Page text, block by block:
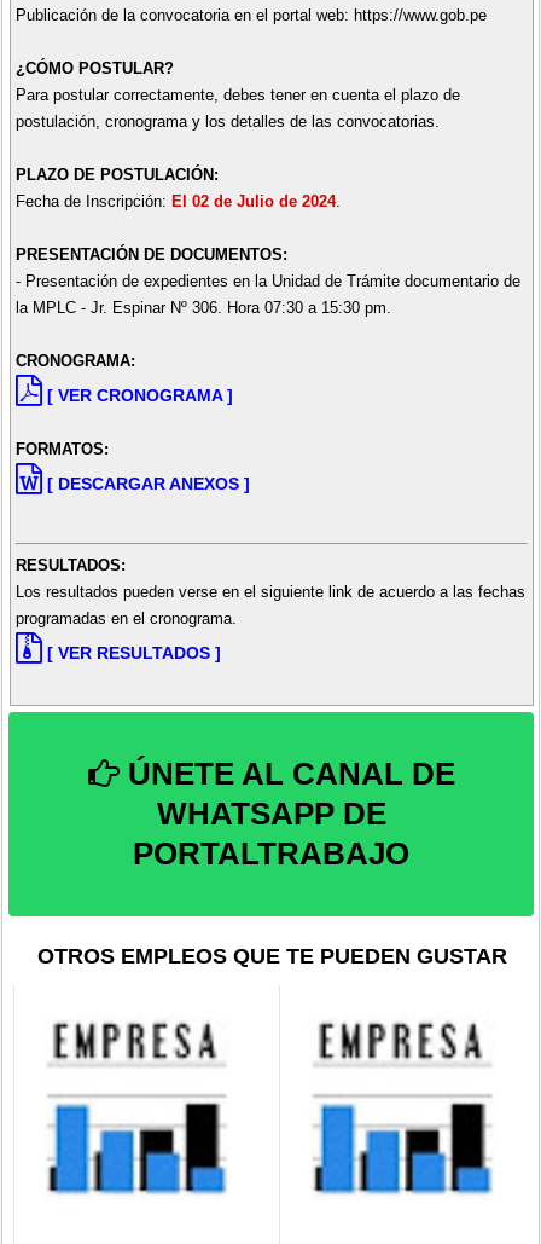
Publicación de la convocatoria en el portal web: https://www.gob.pe
¿CÓMO POSTULAR?
Para postular correctamente, debes tener en cuenta el plazo de
postulación, cronograma y los detalles de las convocatorias.
PLAZO DE POSTULACIÓN:
Fecha de Inscripción: El 02 de Julio de 2024.
PRESENTACIÓN DE DOCUMENTOS:
- Presentación de expedientes en la Unidad de Trámite documentario de
la MPLC - Jr. Espinar Nº 306. Hora 07:30 a 15:30 pm.
CRONOGRAMA:
[ VER CRONOGRAMA ]
FORMATOS:
[ DESCARGAR ANEXOS ]
RESULTADOS:
Los resultados pueden verse en el siguiente link de acuerdo a las fechas
programadas en el cronograma.
[ VER RESULTADOS ]
ÚNETE AL CANAL DE
WHATSAPP DE
PORTALTRABAJO
OTROS EMPLEOS QUE TE PUEDEN GUSTAR